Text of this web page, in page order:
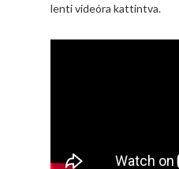
lenti videóra kattintva.